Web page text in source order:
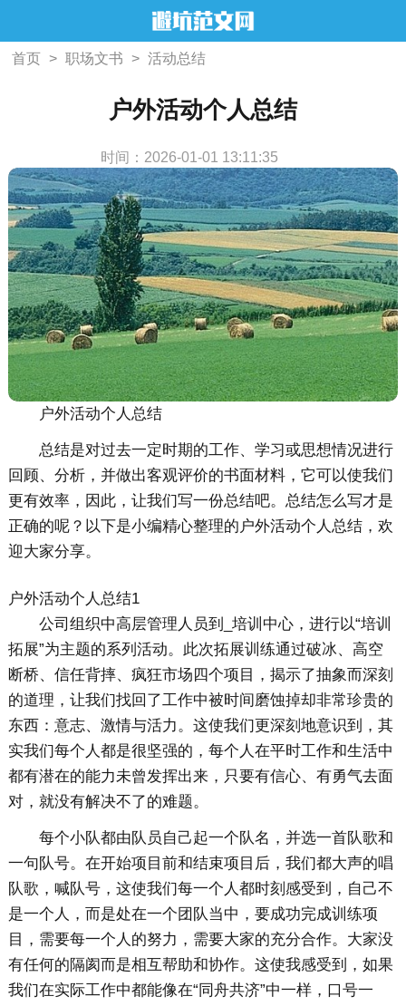
首页 > 职场文书 > 活动总结
户外活动个人总结
时间：2026-01-01 13:11:35
户外活动个人总结
总结是对过去一定时期的工作、学习或思想情况进行
回顾、分析，并做出客观评价的书面材料，它可以使我们
更有效率，因此，让我们写一份总结吧。总结怎么写才是
正确的呢？以下是小编精心整理的户外活动个人总结，欢
迎大家分享。
户外活动个人总结1
公司组织中高层管理人员到_培训中心，进行以“培训
拓展”为主题的系列活动。此次拓展训练通过破冰、高空
断桥、信任背摔、疯狂市场四个项目，揭示了抽象而深刻
的道理，让我们找回了工作中被时间磨蚀掉却非常珍贵的
东西：意志、激情与活力。这使我们更深刻地意识到，其
实我们每个人都是很坚强的，每个人在平时工作和生活中
都有潜在的能力未曾发挥出来，只要有信心、有勇气去面
对，就没有解决不了的难题。
每个小队都由队员自己起一个队名，并选一首队歌和
一句队号。在开始项目前和结束项目后，我们都大声的唱
队歌，喊队号，这使我们每一个人都时刻感受到，自己不
是一个人，而是处在一个团队当中，要成功完成训练项
目，需要每一个人的努力，需要大家的充分合作。大家没
有任何的隔阂而是相互帮助和协作。这使我感受到，如果
我们在实际工作中都能像在“同舟共济”中一样，口号一